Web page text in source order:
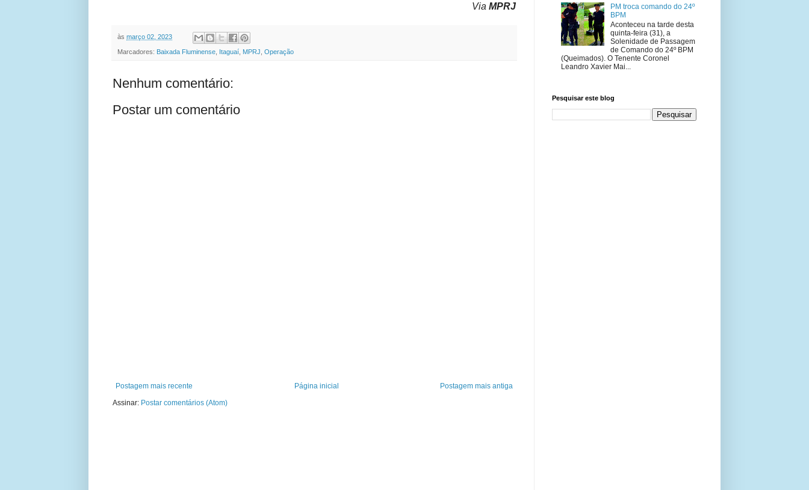
Via MPRJ
às março 02, 2023
Marcadores: Baixada Fluminense Itaguaí MPRJ Operação
Nenhum comentário:
Postar um comentário
Postagem mais recente Postagem mais antiga
Página inicial
Assinar: Postar comentários (Atom)
PM troca comando do 24º
BPM
Aconteceu na tarde desta
quinta-feira (31), a
Solenidade de Passagem
de Comando do 24º BPM
(Queimados). O Tenente Coronel
Leandro Xavier Mai...
Pesquisar este blog